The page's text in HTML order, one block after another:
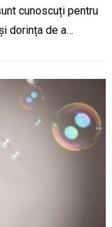
cunoscuți pentru
dorința de a…